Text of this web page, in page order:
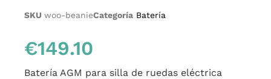
SKU woo-beanieCategoría Batería
€149.10
Batería AGM para silla de ruedas eléctrica